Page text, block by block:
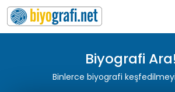
Biyografi Ara!
Binlerce biyografi